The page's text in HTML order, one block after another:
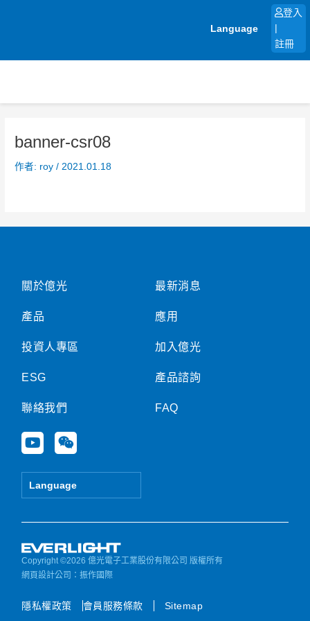
Language
登入
註冊
banner-csr08
作者: roy/ 2021.01.18
關於億光
產品
投資人專區
ESG
聯絡我們
Y
o
u
e
W
e
i
Language
最新消息
應用
加入億光
產品諮詢
FAQ
Copyright ©2026 億光電子工業股份有限公司 版權所有
網頁設計公司 ：振作國際
隱私權政策 會員服務條款 Sitemap